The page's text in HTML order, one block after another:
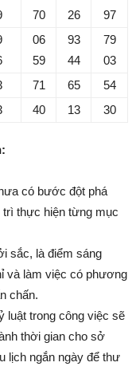
70
26
97
06
59
93
44
79
03
71 65
54
40 13 30
có bước đột phá
trì thực hiện từng mục
sắc, là điểm sáng
và làm việc có phương
chấn.
luật trong công việc sẽ
thời gian cho sở
lịch ngắn ngày để thư